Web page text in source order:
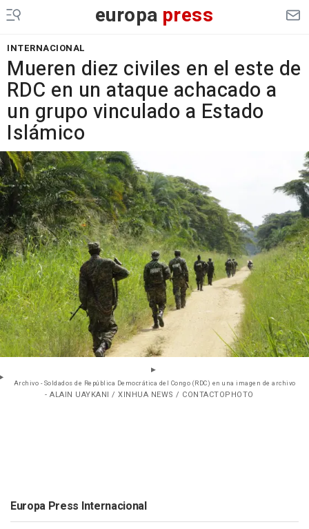
europa press
INTERNACIONAL
Mueren diez civiles en el este de
RDC en un ataque achacado a
un grupo vinculado a Estado
Islámico
Archivo - Soldados de República Democrática del Congo (RDC) en una imagen de archivo
- ALAIN UAYKANI / XINHUA NEWS / CONTACTOPHOTO
Europa Press Internacional